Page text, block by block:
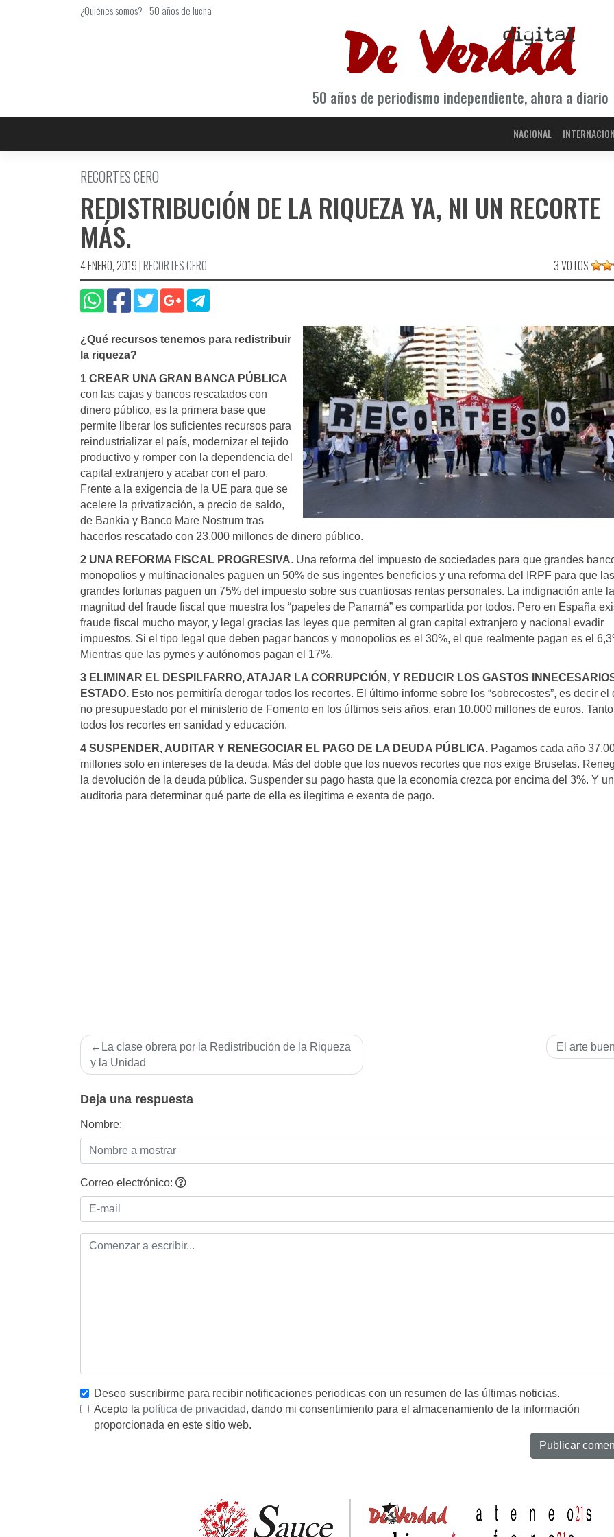
¿Quiénes somos?-50 años de lucha
50 años de periodismo independiente, ahora a diario
NACIONAL
RECORTES CERO
REDISTRIBUCIÓN DE LA RIQUEZA YA, NI UN RECORTE
MÁS.
4 ENERO, 2019|RECORTES CERO 3 VOTOS
¿Qué recursos tenemos para redistribuir
la riqueza?
1 CREAR UNA GRAN BANCA PÚBLICA
con las cajas y bancos rescatados con
dinero público, es la primera base que
permite liberar los suficientes recursos para
reindustrializar el país, modernizar el tejido
productivo y romper con la dependencia del
capital extranjero y acabar con el paro.
Frente a la exigencia de la UE para que se
acelere la privatización, a precio de saldo,
de Bankia y Banco Mare Nostrum tras
hacerlos rescatado con 23.000 millones de dinero público.
2 UNA REFORMA FISCAL PROGRESIVA. Una reforma del impuesto de sociedades para que grandes
monopolios y multinacionales paguen un 50% de sus ingentes beneficios y una reforma del IRPF para que las
grandes fortunas paguen un 75% del impuesto sobre sus cuantiosas rentas personales. La indignación ante la
magnitud del fraude fiscal que muestra los “papeles de Panamá” es compartida por todos. Pero en España
fraude fiscal mucho mayor, y legal gracias las leyes que permiten al gran capital extranjero y nacional evadir
impuestos. Si el tipo legal que deben pagar bancos y monopolios es el 30%, el que realmente pagan es el
Mientras que las pymes y autónomos pagan el 17%.
3 ELIMINAR EL DESPILFARRO, ATAJAR LA CORRUPCIÓN, Y REDUCIR LOS GASTOS
ESTADO. Esto nos permitiría derogar todos los recortes. El último informe sobre los “sobrecostes”, es decir el
no presupuestado por el ministerio de Fomento en los últimos seis años, eran 10.000 millones de euros.
todos los recortes en sanidad y educación.
4 SUSPENDER, AUDITAR Y RENEGOCIAR EL PAGO DE LA DEUDA PÚBLICA. Pagamos cada año
millones solo en intereses de la deuda. Más del doble que los nuevos recortes que nos exige Bruselas.
la devolución de la deuda pública. Suspender su pago hasta que la economía crezca por encima del 3%. Y
auditoria para determinar qué parte de ella es ilegitima e exenta de pago.
Navegación
de
La clase obrera por la Redistribución de la Riqueza
y la Unidad
El arte
Deja una respuesta
Nombre:
Correo electrónico:
Deseo suscribirme para recibir notificaciones periodicas con un resumen de las últimas noticias.
Acepto la política de privacidad, dando mi consentimiento para el almacenamiento de la información
proporcionada en este sitio web.